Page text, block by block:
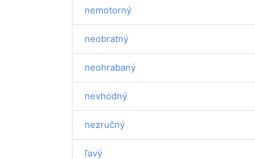
nemotorný
neobratný
neohrabaný
nevhodný
nezručný
ľavý